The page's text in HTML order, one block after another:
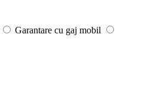
Garantare cu gaj mobil